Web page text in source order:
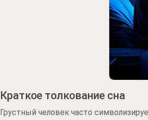
Краткое толкование сна
Грустный человек часто